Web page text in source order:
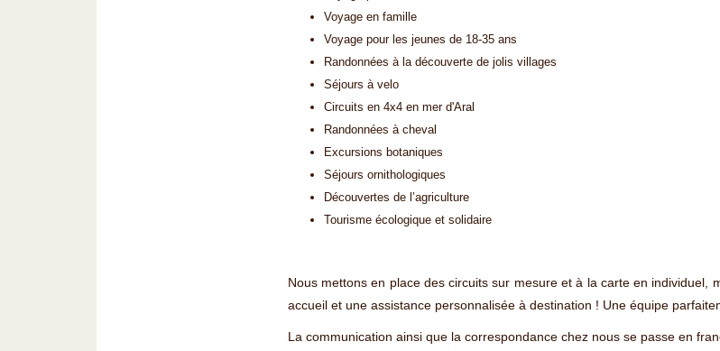
Voyage en famille
Voyage pour les jeunes de 18-35 ans
Randonnées à la découverte de jolis villages
Séjours à velo
Circuits en 4x4 en mer d'Aral
Randonnées à cheval
Excursions botaniques
Séjours ornithologiques
Découvertes de l’agriculture
Tourisme écologique et solidaire
Nous mettons en place des circuits sur mesure et à la carte en
accueil et une assistance personnalisée à destination ! Une équipe
La communication ainsi que la correspondance chez nous se passe en